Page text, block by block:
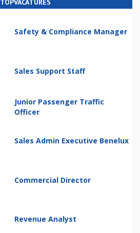
TOPVACATURES
Safety & Compliance Manager
Sales Support Staff
Junior Passenger Traffic
Officer
Sales Admin Executive Benelux
Commercial Director
Revenue Analyst